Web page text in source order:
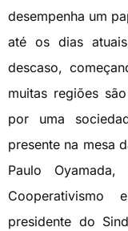
desempenha um
até os dias
descaso,
muitas regiões
por uma
presente na mesa
Paulo
presidente do